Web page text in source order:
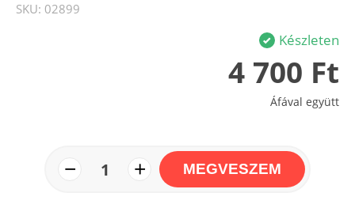
SKU: 02899
Készleten
4 700 Ft
Áfával együtt
− 1 + MEGVESZEM